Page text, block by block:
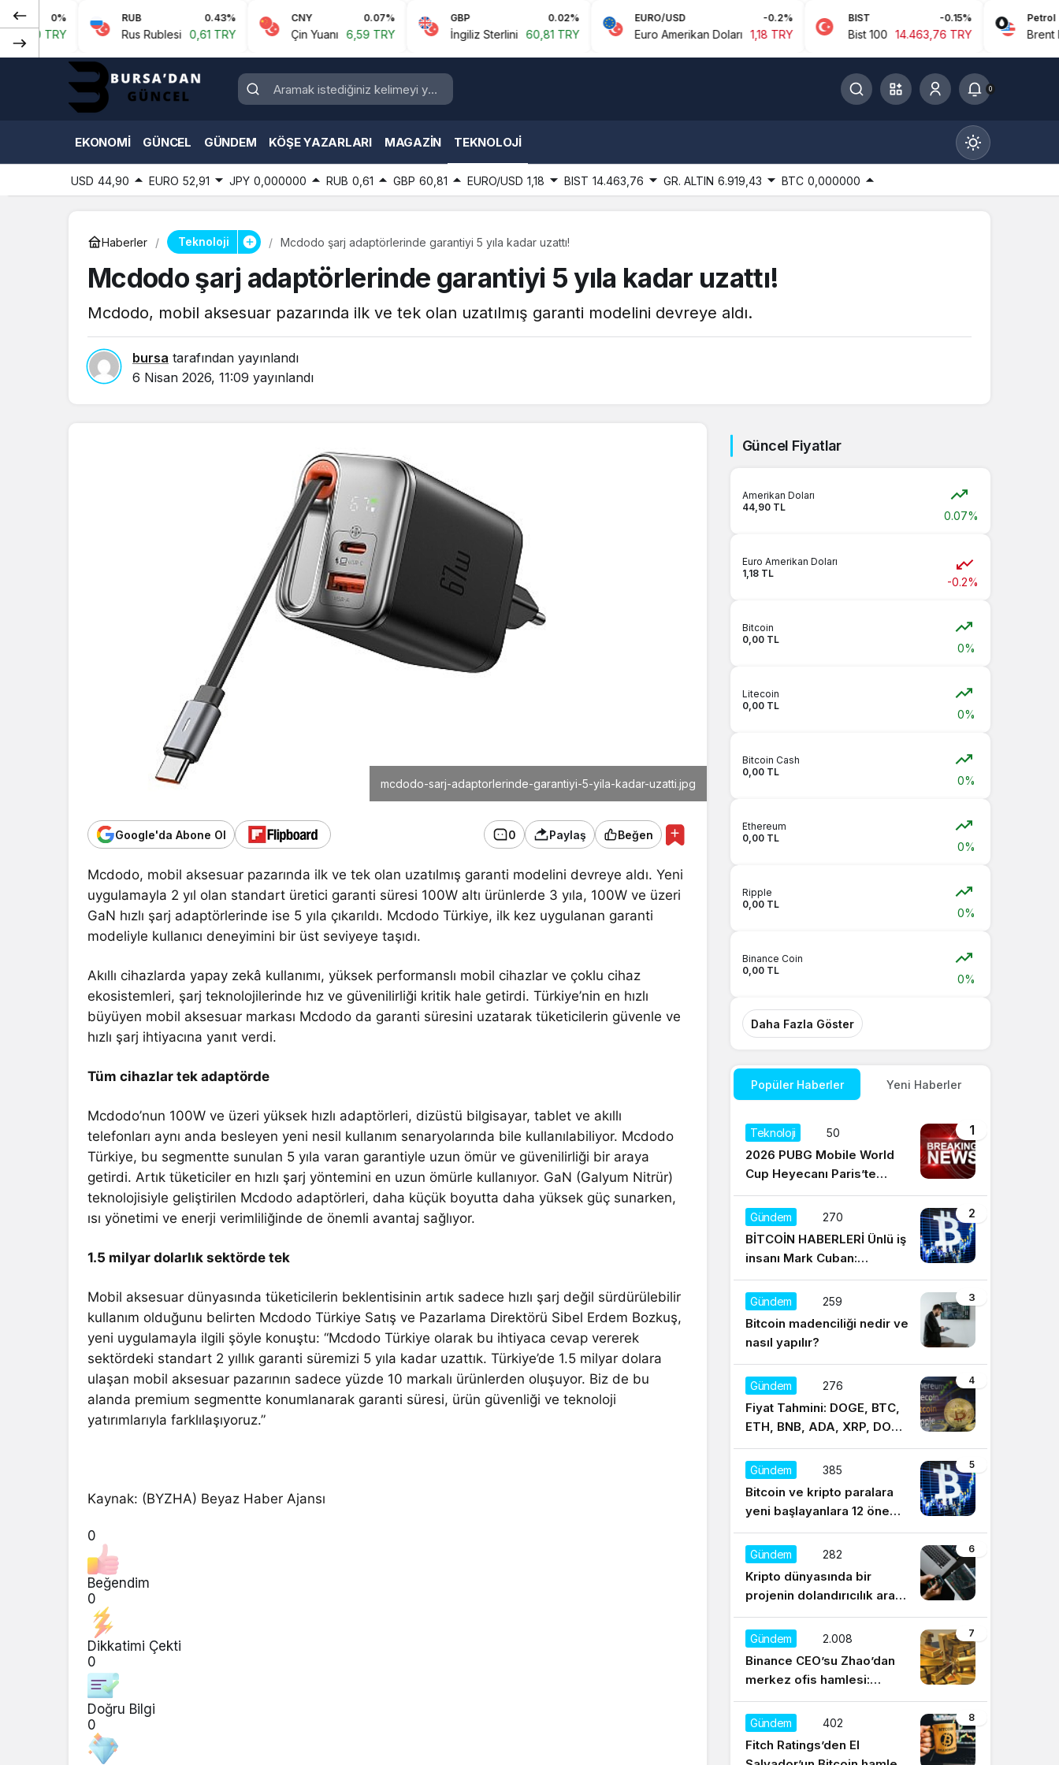
0% RUB
Rus Rublesi 0,61 TRY
CNY
Çin Yuanı 6,59 TRY
GBP
İngiliz Sterlini 60,81 TRY
EURO/USD
Euro Amerikan Doları 1,18 TRY
BIST
Bist 100 14.463,76 TRY
Petrol
Brent Petrol
0
EKONOMI GÜNCEL GÜNDEM KÖŞE YAZARLARI MAGAZIN TEKNOLOJI
USD 44,90 EURO 52,91 JPY 0,000000 RUB 0,61 GBP 60,81 EURO/USD 1,18 BIST 14.463,76 GR. ALTIN 6.919,43 BTC 0,000000
Haberler Teknoloji Mcdodo şarj adaptörlerinde garantiyi 5 yıla kadar uzattı!
Mcdodo şarj adaptörlerinde garantiyi 5 yıla kadar uzattı!
Mcdodo, mobil aksesuar pazarında ilk ve tek olan uzatılmış garanti modelini devreye aldı.
bursa tarafından yayınlandı
6 Nisan 2026, 11:09 yayınlandı
mcdodo-sarj-adaptorlerinde-garantiyi-5-yila-kadar-uzatti.jpg
Google'da Abone Ol 0 Paylaş Beğen
Mcdodo, mobil aksesuar pazarında ilk ve tek olan uzatılmış garanti modelini devreye aldı. Yeni
uygulamayla 2 yıl olan standart üretici garanti süresi 100W altı ürünlerde 3 yıla, 100W ve üzeri
GaN hızlı şarj adaptörlerinde ise 5 yıla çıkarıldı. Mcdodo Türkiye, ilk kez uygulanan garanti
modeliyle kullanıcı deneyimini bir üst seviyeye taşıdı.
Akıllı cihazlarda yapay zekâ kullanımı, yüksek performanslı mobil cihazlar ve çoklu cihaz
ekosistemleri, şarj teknolojilerinde hız ve güvenilirliği kritik hale getirdi. Türkiye’nin en hızlı
büyüyen mobil aksesuar markası Mcdodo da garanti süresini uzatarak tüketicilerin güvenle ve
hızlı şarj ihtiyacına yanıt verdi.
Tüm cihazlar tek adaptörde
Mcdodo’nun 100W ve üzeri yüksek hızlı adaptörleri, dizüstü bilgisayar, tablet ve akıllı
telefonları aynı anda besleyen yeni nesil kullanım senaryolarında bile kullanılabiliyor. Mcdodo
Türkiye, bu segmentte sunulan 5 yıla varan garantiyle uzun ömür ve güvenilirliği bir araya
getirdi. Artık tüketiciler en hızlı şarj yöntemini en uzun ömürle kullanıyor. GaN (Galyum Nitrür)
teknolojisiyle geliştirilen Mcdodo adaptörleri, daha küçük boyutta daha yüksek güç sunarken,
ısı yönetimi ve enerji verimliliğinde de önemli avantaj sağlıyor.
1.5 milyar dolarlık sektörde tek
Mobil aksesuar dünyasında tüketicilerin beklentisinin artık sadece hızlı şarj değil sürdürülebilir
kullanım olduğunu belirten Mcdodo Türkiye Satış ve Pazarlama Direktörü Sibel Erdem Bozkuş,
yeni uygulamayla ilgili şöyle konuştu: “Mcdodo Türkiye olarak bu ihtiyaca cevap vererek
sektördeki standart 2 yıllık garanti süremizi 5 yıla kadar uzattık. Türkiye’de 1.5 milyar dolara
ulaşan mobil aksesuar pazarının sadece yüzde 10 markalı ürünlerden oluşuyor. Biz de bu
alanda premium segmentte konumlanarak garanti süresi, ürün güvenliği ve teknoloji
yatırımlarıyla farklılaşıyoruz.”
Kaynak: (BYZHA) Beyaz Haber Ajansı
0
Beğendim
0
Dikkatimi Çekti
0
Doğru Bilgi
0
Güncel Fiyatlar
Amerikan Doları
44,90 TL
0.07%
Euro Amerikan Doları
1,18 TL
-0.2%
Bitcoin
0,00 TL
0%
Litecoin
0,00 TL
0%
Bitcoin Cash
0,00 TL
0%
Ethereum
0,00 TL
0%
Ripple
0,00 TL
0%
Binance Coin
0,00 TL
0%
Daha Fazla Göster
Popüler Haberler Yeni Haberler
1
Teknoloji 50
2026 PUBG Mobile World
Cup Heyecanı Paris’te
Başlıyor
2
Gündem 270
BİTCOİN HABERLERİ Ünlü iş
insanı Mark Cuban:
Satışların yüzde 95’i
Dogecoin ile
3
Gündem 259
Bitcoin madenciliği nedir ve
nasıl yapılır?
4
Gündem 276
Fiyat Tahmini: DOGE, BTC,
ETH, BNB, ADA, XRP, DOT,
UNI, SOL, LTC
5
Gündem 385
Bitcoin ve kripto paralara
yeni başlayanlara 12 önemli
tavsiye
6
Gündem 282
Kripto dünyasında bir
projenin dolandırıcılık aracı
olduğu nasıl anlaşılır?
7
Gündem 2.008
Binance CEO’su Zhao’dan
merkez ofis hamlesi:
Sürekli regülasyonları
düşünüyorum
8
Gündem 402
Fitch Ratings’den El